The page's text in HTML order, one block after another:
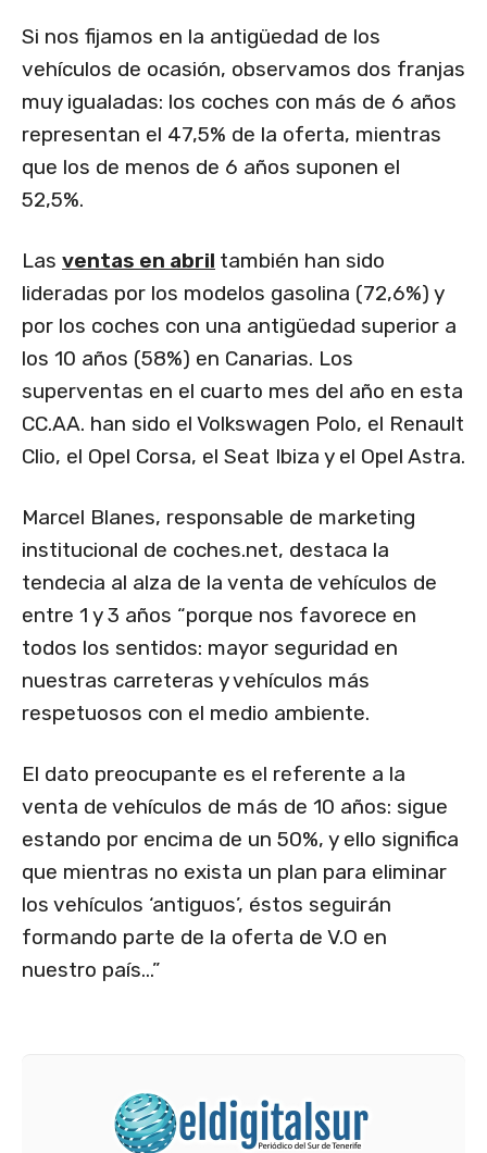
Si nos fijamos en la antigüedad de los
vehículos de ocasión, observamos dos franjas
muy igualadas: los coches con más de 6 años
representan el 47,5% de la oferta, mientras
que los de menos de 6 años suponen el
52,5%.
Las ventas en abril también han sido
lideradas por los modelos gasolina (72,6%) y
por los coches con una antigüedad superior a
los 10 años (58%) en Canarias. Los
superventas en el cuarto mes del año en esta
CC.AA. han sido el Volkswagen Polo, el Renault
Clio, el Opel Corsa, el Seat Ibiza y el Opel Astra.
Marcel Blanes, responsable de marketing
institucional de coches.net, destaca la
tendecia al alza de la venta de vehículos de
entre 1 y 3 años “porque nos favorece en
todos los sentidos: mayor seguridad en
nuestras carreteras y vehículos más
respetuosos con el medio ambiente.
El dato preocupante es el referente a la
venta de vehículos de más de 10 años: sigue
estando por encima de un 50%, y ello significa
que mientras no exista un plan para eliminar
los vehículos ‘antiguos’, éstos seguirán
formando parte de la oferta de V.O en
nuestro país…”